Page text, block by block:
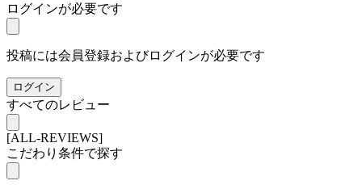
ログインが必要です
投稿には会員登録およびログインが必要です
ログイン
すべてのレビュー
[ALL-REVIEWS]
こだわり条件で探す